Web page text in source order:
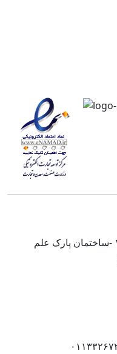
ساری-خیابان پیروزی- نبش پیروزی ۱۴ -ساختمان پارک علم